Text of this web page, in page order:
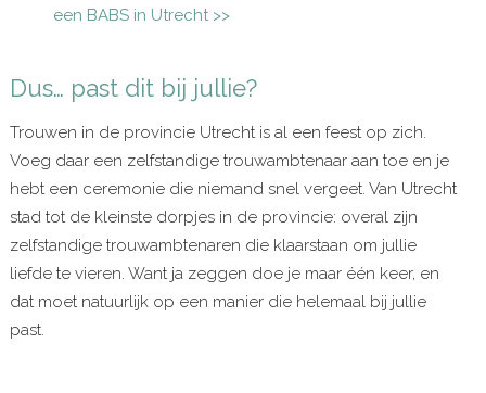
een BABS in Utrecht >>
Dus… past dit bij jullie?
Trouwen in de provincie Utrecht is al een feest op zich.
Voeg daar een zelfstandige trouwambtenaar aan toe en je
hebt een ceremonie die niemand snel vergeet. Van Utrecht
stad tot de kleinste dorpjes in de provincie: overal zijn
zelfstandige trouwambtenaren die klaarstaan om jullie
liefde te vieren. Want ja zeggen doe je maar één keer, en
dat moet natuurlijk op een manier die helemaal bij jullie
past.